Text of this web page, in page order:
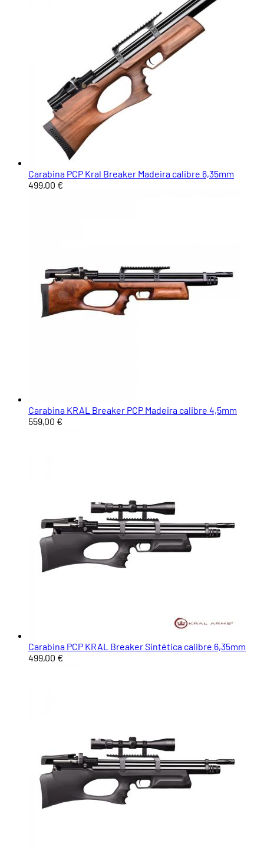
Carabina PCP Kral Breaker Madeira calibre 6,35mm
499,00 €
Carabina KRAL Breaker PCP Madeira calibre 4,5mm
559,00 €
Carabina PCP KRAL Breaker Sintética calibre 6,35mm
499,00 €